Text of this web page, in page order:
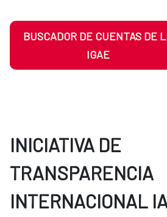
BUSCADOR DE CUENTAS DE
IGAE
INICIATIVA DE
TRANSPARENCIA
INTERNACIONAL